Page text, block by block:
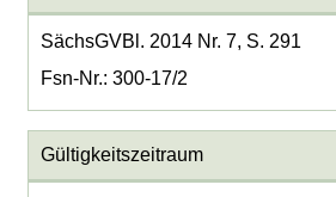
SächsGVBl. 2014 Nr. 7, S. 291
Fsn-Nr.: 300-17/2
Gültigkeitszeitraum